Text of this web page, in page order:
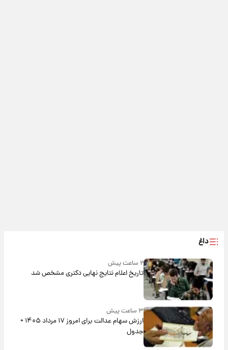
داغ
۲ ساعت پیش
تاریخ اعلام نتایج نهایی دکتری مشخص شد
۳ ساعت پیش
ارزش سهام عدالت برای امروز ۱۷ مرداد ۱۴۰۵ +
جدول